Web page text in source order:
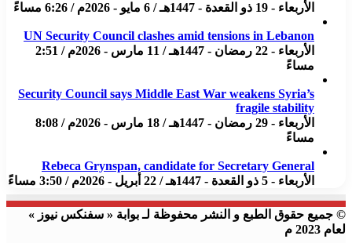
الأربعاء - 19 ذو القعدة - 1447هـ / 6 مايو - 2026م / 6:26 مساءً
UN Security Council clashes amid tensions in Lebanon
الأربعاء - 22 رمضان - 1447هـ / 11 مارس - 2026م / 2:51
مساءً
Security Council says Middle East War weakens Syria’s
fragile stability
الأربعاء - 29 رمضان - 1447هـ / 18 مارس - 2026م / 8:08
مساءً
Rebeca Grynspan, candidate for Secretary General
الأربعاء - 5 ذو القعدة - 1447هـ / 22 أبريل - 2026م / 3:50 مساءً
© جميع حقوق الطبع و النشر محفوظة لـ بوابة « سفنكس نيوز »
لعام 2023 م